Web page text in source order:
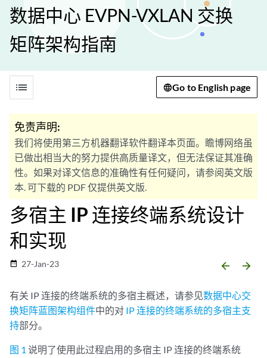
数据中心 EVPN-VXLAN 交换
矩阵架构指南
list Go to English page
免责声明:
我们将使用第三方机器翻译软件翻译本页面。瞻博网络虽
已做出相当大的努力提供高质量译文，但无法保证其准确
性。如果对译文信息的准确性有任何疑问，请参阅英文版
本. 可下载的 PDF 仅提供英文版.
多宿主 IP 连接终端系统设计
和实现
date_range 27-Jan-23 arrow_backward arrow_forward
有关 IP 连接的终端系统的多宿主概述，请参见数据中心交
换矩阵蓝图架构组件中的对 IP 连接的终端系统的多宿主支
持部分。
图 1 说明了使用此过程启用的多宿主 IP 连接的终端系统